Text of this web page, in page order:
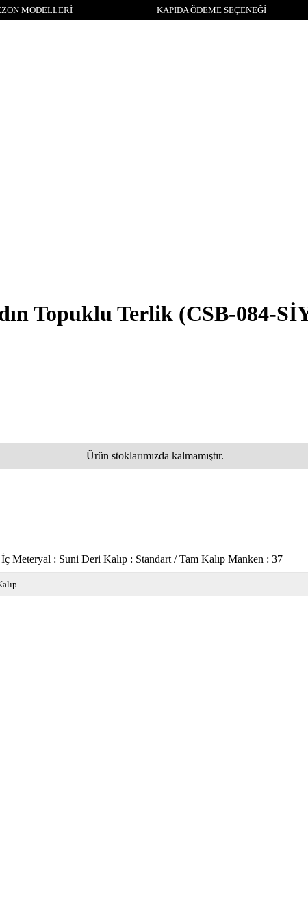
MODELLERİ KAPIDA ÖDEME SEÇENEĞİ
Topuklu Terlik (CSB-084-
Ürün stoklarımızda kalmamıştır.
Meteryal : Suni Deri Kalıp : Standart / Tam Kalıp Manken : 37